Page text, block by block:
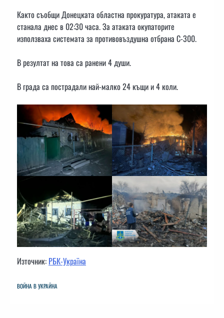
Както съобщи Донецката областна прокуратура, атаката е
станала днес в 02:30 часа. За атаката окупаторите
използваха системата за противовъздушна отбрана С-300.
В резултат на това са ранени 4 души.
В града са пострадали най-малко 24 къщи и 4 коли.
Източник: РБК-Україна
ВОЙНА В УКРАЙНА